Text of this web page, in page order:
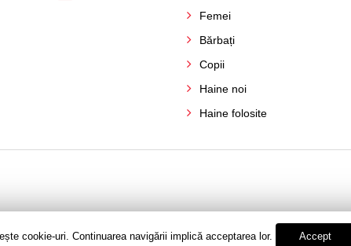
Femei
Bărbați
Copii
Haine noi
Haine folosite
cookie-uri. Continuarea navigării implică acceptarea lor. Accept